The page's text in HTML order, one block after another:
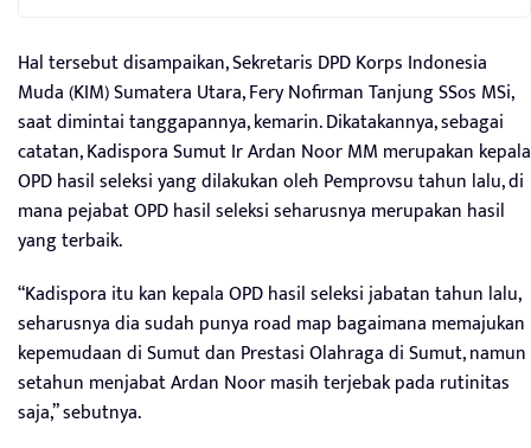
Hal tersebut disampaikan, Sekretaris DPD Korps Indonesia
Muda (KIM) Sumatera Utara, Fery Nofirman Tanjung SSos MSi,
saat dimintai tanggapannya, kemarin. Dikatakannya, sebagai
catatan, Kadispora Sumut Ir Ardan Noor MM merupakan kepala
OPD hasil seleksi yang dilakukan oleh Pemprovsu tahun lalu, di
mana pejabat OPD hasil seleksi seharusnya merupakan hasil
yang terbaik.
“Kadispora itu kan kepala OPD hasil seleksi jabatan tahun lalu,
seharusnya dia sudah punya road map bagaimana memajukan
kepemudaan di Sumut dan Prestasi Olahraga di Sumut, namun
setahun menjabat Ardan Noor masih terjebak pada rutinitas
saja,” sebutnya.